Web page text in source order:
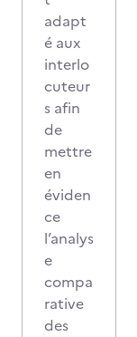
adapt
é aux
interlo
cuteur
s afin
de
mettre
en
éviden
ce
l’analys
e
compa
rative
des